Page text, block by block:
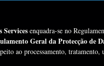
Services enquadra-se no
Geral da Protecção de
ao processamento, tratamento,